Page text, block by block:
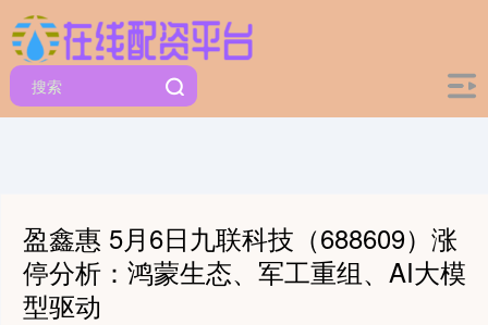
盈鑫惠 5月6日九联科技（688609）涨
停分析：鸿蒙生态、军工重组、AI大模
型驱动